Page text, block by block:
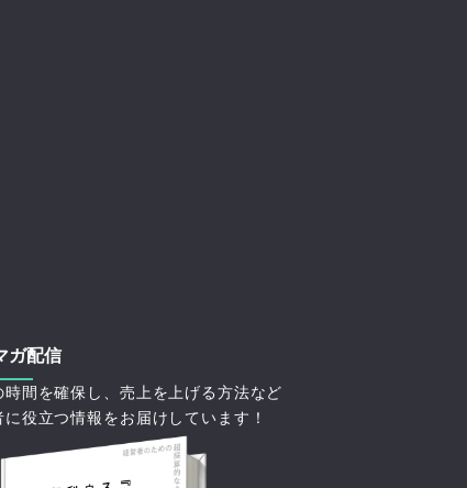
ガ配信
時間を確保し、売上を上げる方法など
に役立つ情報をお届けしています！